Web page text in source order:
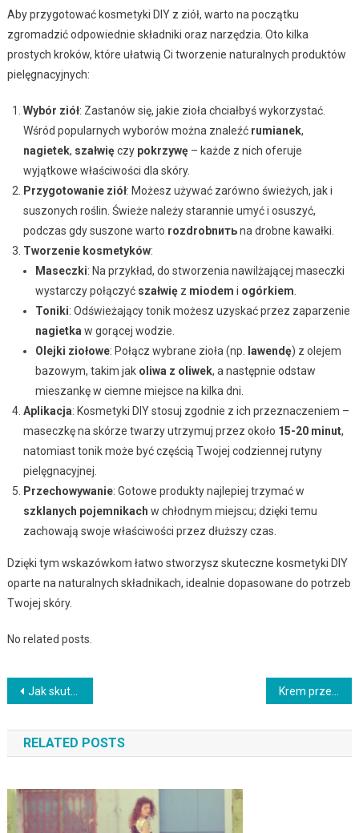
Aby przygotować kosmetyki DIY z ziół, warto na początku
zgromadzić odpowiednie składniki oraz narzędzia. Oto kilka
prostych kroków, które ułatwią Ci tworzenie naturalnych produktów
pielęgnacyjnych:
Wybór ziół: Zastanów się, jakie zioła chciałbyś wykorzystać.
Wśród popularnych wyborów można znaleźć rumianek,
nagietek, szałwięczy pokrzywę– każde z nich oferuje
wyjątkowe właściwości dla skóry.
Przygotowanie ziół: Możesz używać zarówno świeżych, jak i
suszonych roślin. Świeże należy starannie umyć i osuszyć,
podczas gdy suszone warto rozdrobnитьna drobne kawałki.
Tworzenie kosmetyków:
Maseczki: Na przykład, do stworzenia nawilżającej maseczki
wystarczy połączyć szałwięz miodem i ogórkiem
Toniki: Odświeżający tonik możesz uzyskać przez zaparzenie
nagietka w gorącej wodzie.
Olejki ziołowe: Połącz wybrane zioła (np. lawendę) z olejem
bazowym, takim jak oliwa z oliwek, a następnie odstaw
mieszankę w ciemne miejsce na kilka dni.
Aplikacja: Kosmetyki DIY stosuj zgodnie z ich przeznaczeniem –
maseczkę na skórze twarzy utrzymuj przez około 15-20 minut,
natomiast tonik może być częścią Twojej codziennej rutyny
pielęgnacyjnej.
Przechowywanie: Gotowe produkty najlepiej trzymać w
szklanych pojemnikach w chłodnym miejscu; dzięki temu
zachowają swoje właściwości przez dłuższy czas.
Dzięki tym wskazówkom łatwo stworzysz skuteczne kosmetyki DIY
oparte na naturalnych składnikach, idealnie dopasowane do potrzeb
Twojej skóry.
No related posts.
Nawigacja
wpisu
Jak skutecznie usunąć prosaki z powieki? Metody i porady
RELATED POSTS